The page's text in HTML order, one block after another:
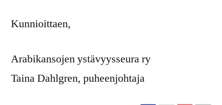
Kunnioittaen,
Arabikansojen ystävyysseura ry
Taina Dahlgren, puheenjohtaja